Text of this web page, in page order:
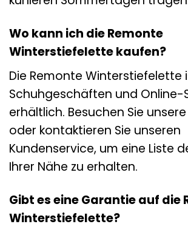
Wo kann ich die Remonte
Winterstiefelette kaufen?
Die Remonte Winterstiefelette
Schuhgeschäften und Online-
erhältlich. Besuchen Sie
oder kontaktieren Sie unseren
Kundenservice, um eine Liste
Ihrer Nähe zu erhalten.
Gibt es eine Garantie auf die
Winterstiefelette?